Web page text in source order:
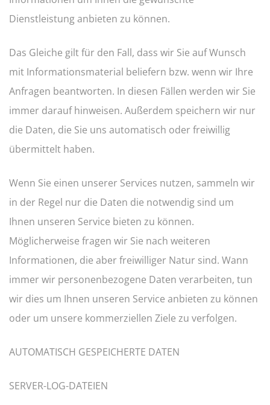
Dienstleistung anbieten zu können.
Das Gleiche gilt für den Fall, dass wir Sie auf Wunsch
mit Informationsmaterial beliefern bzw. wenn wir Ihre
Anfragen beantworten. In diesen Fällen werden wir Sie
immer darauf hinweisen. Außerdem speichern wir nur
die Daten, die Sie uns automatisch oder freiwillig
übermittelt haben.
Wenn Sie einen unserer Services nutzen, sammeln wir
in der Regel nur die Daten die notwendig sind um
Ihnen unseren Service bieten zu können.
Möglicherweise fragen wir Sie nach weiteren
Informationen, die aber freiwilliger Natur sind. Wann
immer wir personenbezogene Daten verarbeiten, tun
wir dies um Ihnen unseren Service anbieten zu können
oder um unsere kommerziellen Ziele zu verfolgen.
AUTOMATISCH GESPEICHERTE DATEN
SERVER-LOG-DATEIEN